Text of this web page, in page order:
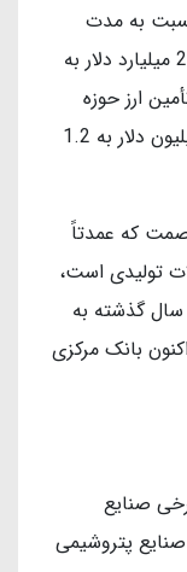
به مدت
مشابه سال گذشته افزایش یافته و از 2.7 میلیارد دلار به
ارز حوزه
دارو و تجهیزات پزشکی از حدود 900 میلیون دلار به 1.2
صمت که عمدتاً
تولیدی است،
سال گذشته به
اکنون بانک مرکزی
صنایع
پتروشیمی